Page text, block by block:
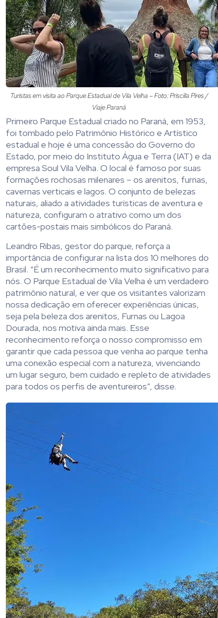
Turistas em visita ao Parque Estadual de Vila Velha – Foto: Priscilla Pires /
Viaje Paraná
Primeiro Parque Estadual criado no Paraná, em 1953,
foi tombado pelo Patrimônio Histórico e Artístico
estadual e hoje é uma concessão do Governo do
Estado, por meio do Instituto Água e Terra (IAT) e da
empresa Soul Vila Velha. O local é famoso por suas
formações rochosas milenares – os arenitos, furnas,
cavernas verticais e lagos. O conjunto de belezas
naturais, aliado a atividades turísticas de aventura e
natureza, configuram o atrativo como um dos
cartões-postais mais simbólicos do Paraná.
Leandro Ribas, gestor do parque, reforça a
importância de configurar na lista dos 10 melhores do
Brasil. “É um reconhecimento muito significativo para
nós. O Parque Estadual de Vila Velha é um verdadeiro
patrimônio natural, e ver que os visitantes valorizam
nossa dedicação em oferecer experiências únicas,
seja pela beleza dos arenitos, Furnas ou Lagoa
Dourada, nos motiva ainda mais. Esse
reconhecimento reforça o nosso compromisso em
garantir que cada pessoa que venha ao parque tenha
uma conexão especial com a natureza, vivenciando
um lugar seguro, bem cuidado e repleto de atividades
para todos os perfis de aventureiros”, disse.